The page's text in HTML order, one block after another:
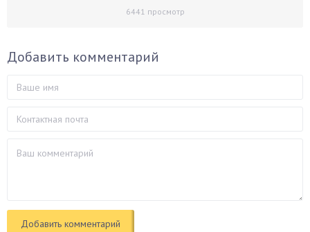
6441 просмотр
Добавить комментарий